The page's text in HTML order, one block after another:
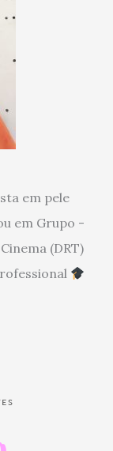
em pele
em Grupo -
(DRT)